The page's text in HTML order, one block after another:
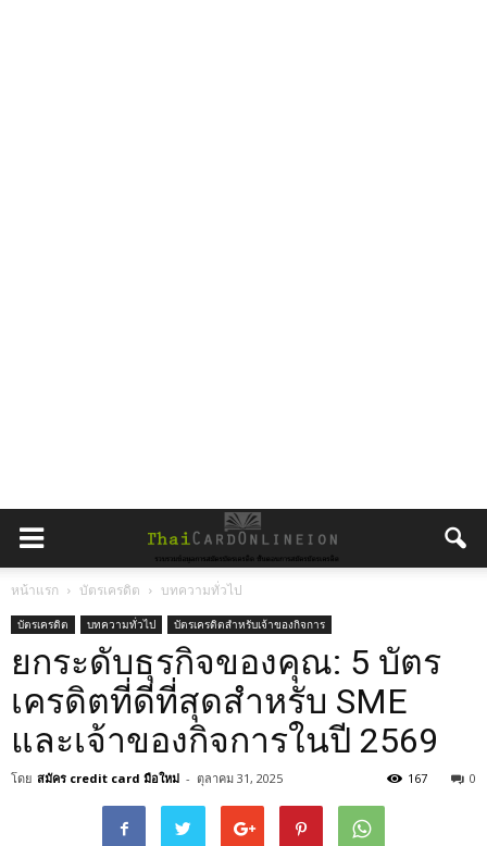
หน้าแรก บัตรเครดิต บทความทั่วไป
บัตรเครดิต บทความทั่วไป บัตรเครดิตสำหรับเจ้าของกิจการ
ยกระดับธุรกิจของคุณ: 5 บัตร
เครดิตที่ดีที่สุดสำหรับ SME
และเจ้าของกิจการในปี 2569
โดย สมัคร credit card มือใหม่ - ตุลาคม 31, 2025 0
167